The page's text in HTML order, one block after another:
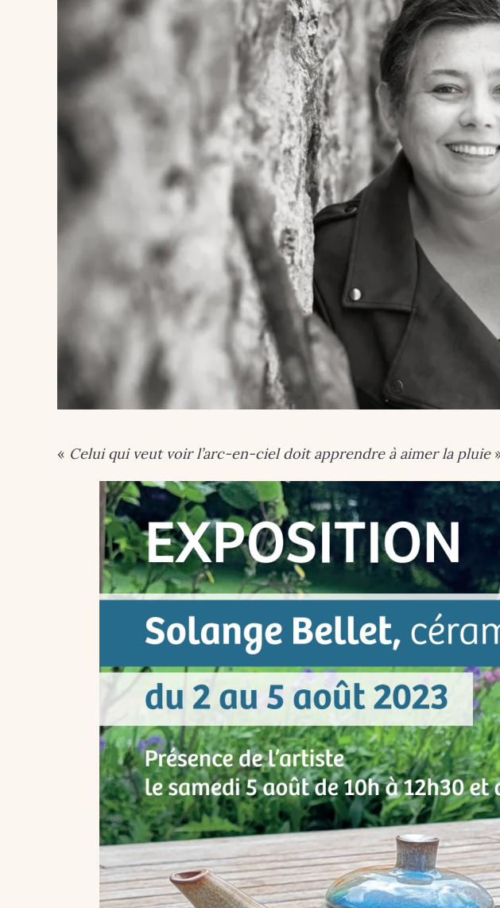
« Celui qui veut voir l’arc-en-ciel doit apprendre à aimer la pluie
ARTISTES - PEINTRES
BRETAGNE
COUPS DE ❤
INSOLITE